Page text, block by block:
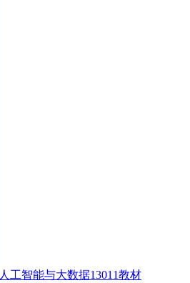
人工智能与大数据13011教材